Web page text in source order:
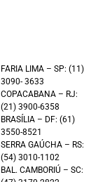
FARIA LIMA – SP: (11)
3090- 3633
COPACABANA – RJ:
(21) 3900-6358
BRASÍLIA – DF: (61)
3550-8521
SERRA GAÚCHA – RS:
(54) 3010-1102
BAL. CAMBORIÚ – SC: